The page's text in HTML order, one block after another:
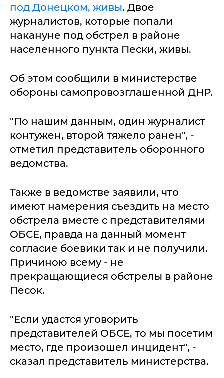
под Донецком, живы. Двое
журналистов, которые попали
накануне под обстрел в районе
населенного пункта Пески, живы.
Об этом сообщили в министерстве
обороны самопровозглашенной ДНР.
"По нашим данным, один журналист
контужен, второй тяжело ранен", -
отметил представитель оборонного
ведомства.
Также в ведомстве заявили, что
имеют намерения съездить на место
обстрела вместе с представителями
ОБСЕ, правда на данный момент
согласие боевики так и не получили.
Причиною всему - не
прекращающиеся обстрелы в районе
Песок.
"Если удастся уговорить
представителей ОБСЕ, то мы посетим
место, где произошел инцидент", -
сказал представитель министерства.